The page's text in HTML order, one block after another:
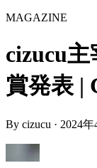
MAGAZINE
cizucu
賞発表 |
By cizucu · 2024年